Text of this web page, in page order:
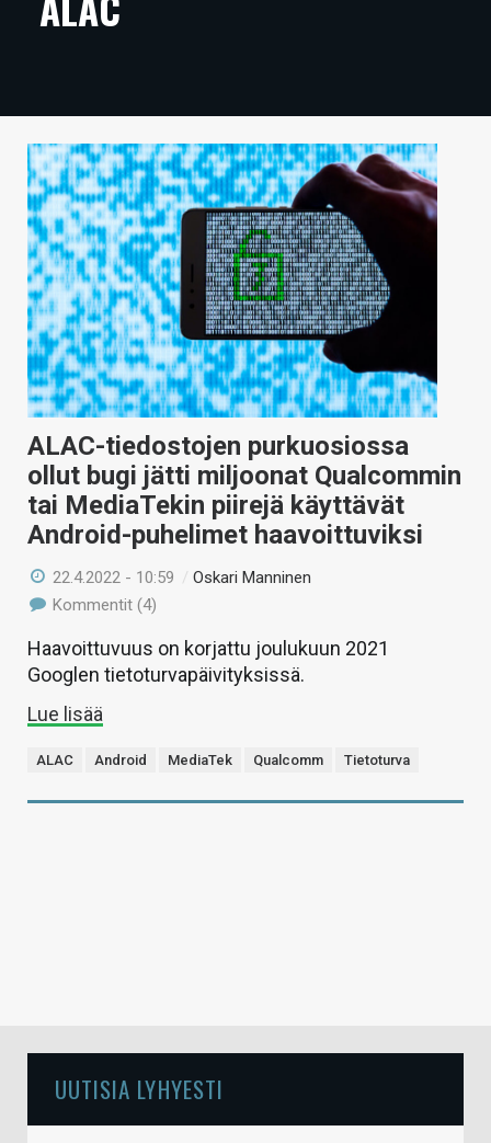
ARTIKKELIT
TECHBBS
TIETOA
HINTA.FI
KAUPPA
VAIHDA TEEMA
HAKU
ALAC-tiedostojen purkuosiossa
ollut bugi jätti miljoonat Qualcommin
tai MediaTekin piirejä käyttävät
Android-puhelimet haavoittuviksi
22.4.2022 - 10:59 /Oskari Manninen
Kommentit (4)
Haavoittuvuus on korjattu joulukuun 2021
Googlen tietoturvapäivityksissä.
Lue lisää
ALAC Android MediaTek Qualcomm Tietoturva
UUTISIA LYHYESTI